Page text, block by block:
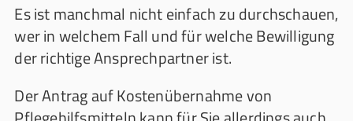
Es ist manchmal nicht einfach zu durchschauen,
wer in welchem Fall und für welche Bewilligung
der richtige Ansprechpartner ist.
Der Antrag auf Kostenübernahme von